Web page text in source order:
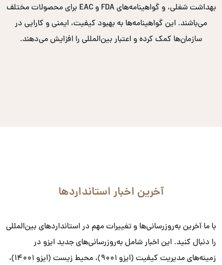
بهداشت شغلی، و گواهینامه‌های FDA و EAC برای محصولات مختلف
می‌باشند. این گواهینامه‌ها به بهبود کیفیت، ایمنی و کارایی در
سازمان‌ها کمک کرده و اعتبار بین‌المللی را افزایش می‌دهند.
آخرین اخبار استانداردها
با ما آخرین به‌روزرسانی‌ها و تغییرات مهم در استانداردهای بین‌المللی
را دنبال کنید. این اخبار شامل به‌روزرسانی‌های جدید ایزو در
زمینه‌های مدیریت کیفیت (ایزو ۹۰۰۱)، محیط زیست (ایزو ۱۴۰۰۱)،